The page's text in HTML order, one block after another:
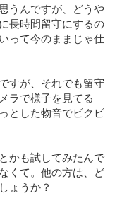
うんですが、どうや
長時間留守にするの
って今のままじゃ仕
すが、それでも留守
ラで様子を見てる
とした物音でビクビ
かも試してみたんで
くて。他の方は、ど
ょうか？